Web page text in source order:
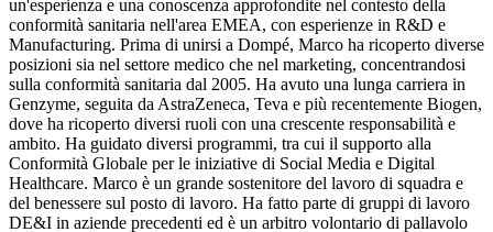
un'esperienza e una conoscenza approfondite nel contesto della
conformità sanitaria nell'area EMEA, con esperienze in R&D e
Manufacturing. Prima di unirsi a Dompé, Marco ha ricoperto diverse
posizioni sia nel settore medico che nel marketing, concentrandosi
sulla conformità sanitaria dal 2005. Ha avuto una lunga carriera in
Genzyme, seguita da AstraZeneca, Teva e più recentemente Biogen,
dove ha ricoperto diversi ruoli con una crescente responsabilità e
ambito. Ha guidato diversi programmi, tra cui il supporto alla
Conformità Globale per le iniziative di Social Media e Digital
Healthcare. Marco è un grande sostenitore del lavoro di squadra e
del benessere sul posto di lavoro. Ha fatto parte di gruppi di lavoro
DE&I in aziende precedenti ed è un arbitro volontario di pallavolo